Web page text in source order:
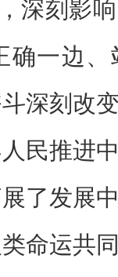
深刻影
确一边
深刻改
民推进
了发展
命运共